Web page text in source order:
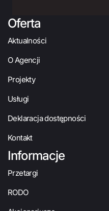
Oferta
Aktualności
O Agencji
Projekty
Usługi
Deklaracja dostępności
Kontakt
Informacje
Przetargi
RODO